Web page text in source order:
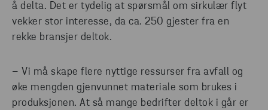
å delta. Det er tydelig at spørsmål om sirkulær flyt
vekker stor interesse, da ca. 250 gjester fra en
rekke bransjer deltok.
– Vi må skape flere nyttige ressurser fra avfall og
øke mengden gjenvunnet materiale som brukes i
produksjonen. At så mange bedrifter deltok i går er